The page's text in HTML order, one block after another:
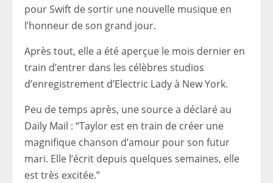
pour Swift de sortir une nouvelle musique en
l’honneur de son grand jour.
Après tout, elle a été aperçue le mois dernier en
train d’entrer dans les célèbres studios
d’enregistrement d’Electric Lady à New York.
Peu de temps après, une source a déclaré au
Daily Mail : “Taylor est en train de créer une
magnifique chanson d’amour pour son futur
mari. Elle l’écrit depuis quelques semaines, elle
est très excitée.”